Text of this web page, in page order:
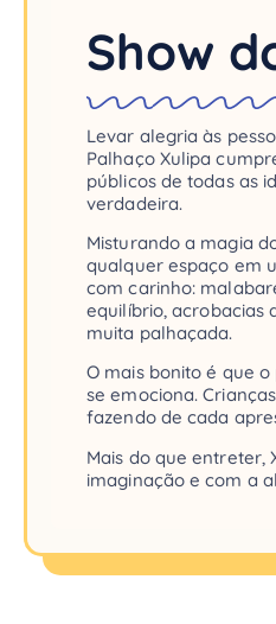
Show
Levar alegria às
Palhaço Xulipa
públicos de todas as
verdadeira.
Misturando a magia
qualquer espaço em
com carinho:
equilíbrio, acrobacias
muita palhaçada.
O mais bonito é que
se emociona.
fazendo de cada
Mais do que entreter,
imaginação e com a